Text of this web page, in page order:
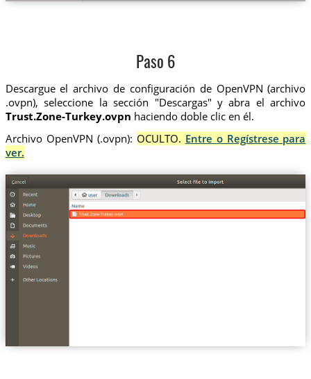
Paso 6
Descargue el archivo de configuración de OpenVPN (archivo
.ovpn), seleccione la sección "Descargas" y abra el archivo
Trust.Zone-Turkey.ovpn haciendo doble clic en él.
Archivo OpenVPN (.ovpn): OCULTO. Entre o Regístrese para
ver.
Trust.Zone-Turkey.ovpn